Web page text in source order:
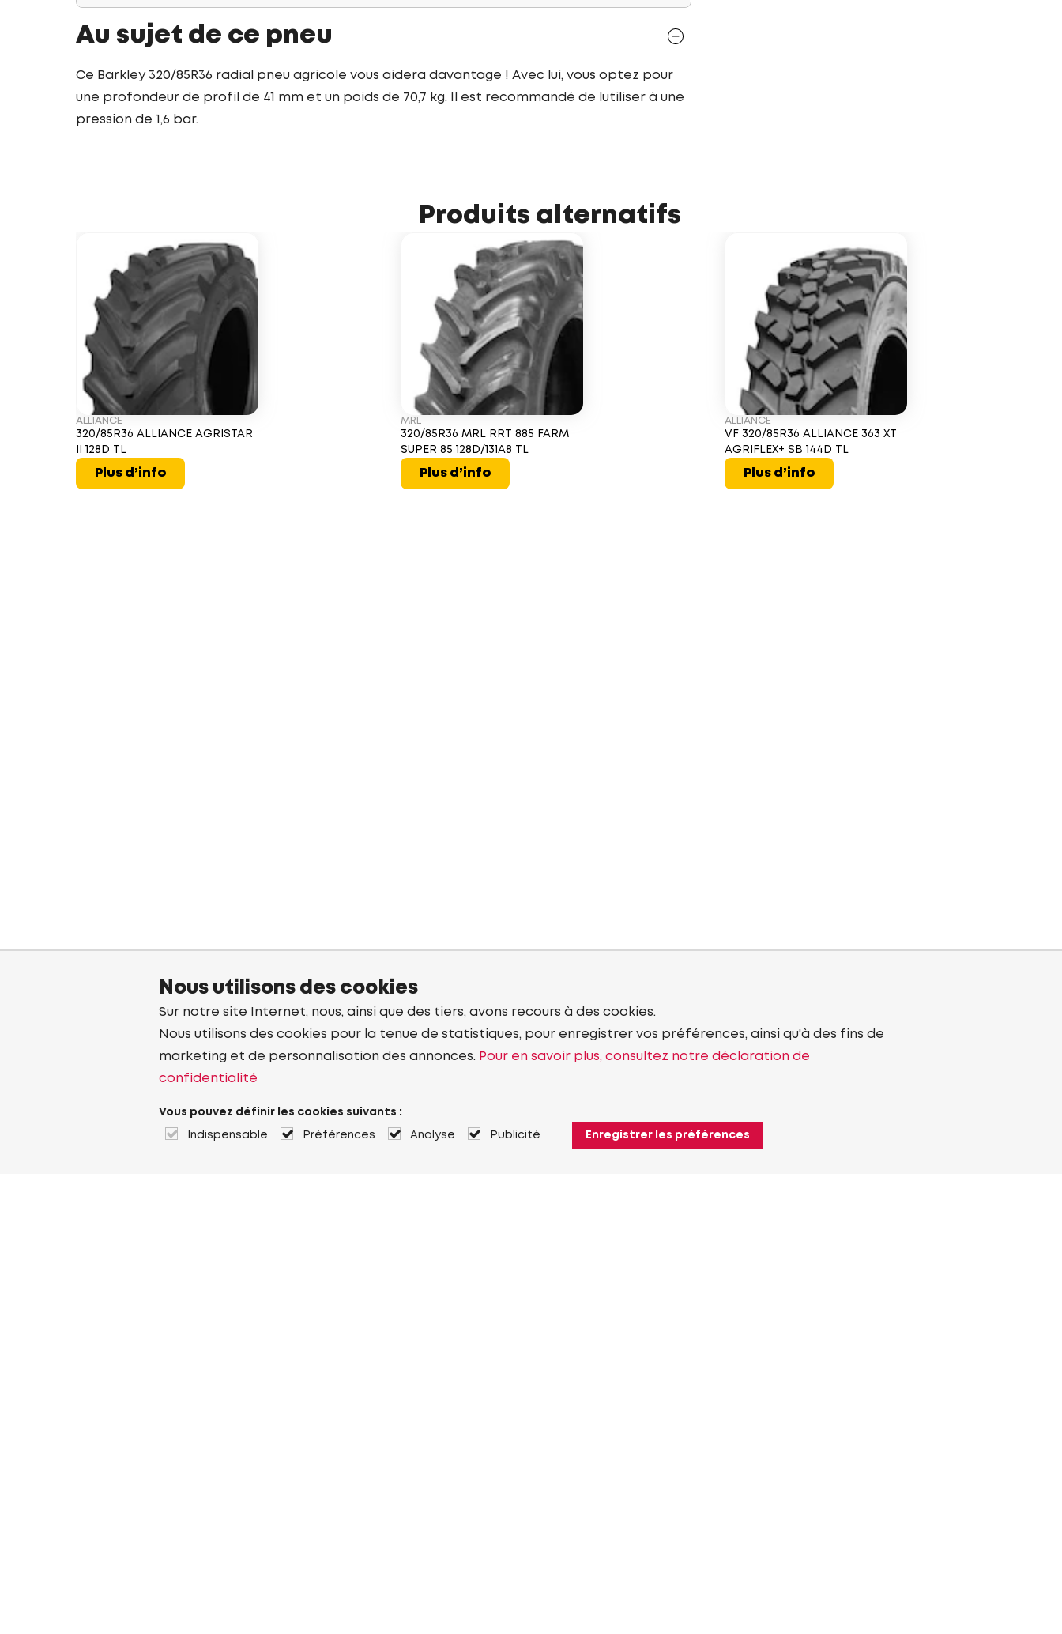
Au sujet de ce pneu
Ce Barkley 320/85R36 radial pneu agricole vous aidera davantage ! Avec lui, vous optez pour
une profondeur de profil de 41 mm et un poids de 70,7 kg. Il est recommandé de lutiliser à une
pression de 1,6 bar.
Produits alternatifs
ALLIANCE
320/85R36 ALLIANCE AGRISTAR
II 128D TL
Plus d’info
MRL
320/85R36 MRL RRT 885 FARM
SUPER 85 128D/131A8 TL
Plus d’info
ALLIANCE
VF 320/85R36 ALLIANCE 363 XT
AGRIFLEX+ SB 144D TL
Plus d’info
Nous utilisons des cookies
Sur notre site Internet, nous, ainsi que des tiers, avons recours à des cookies.
Nous utilisons des cookies pour la tenue de statistiques, pour enregistrer vos préférences, ainsi qu'à des fins de
marketing et de personnalisation des annonces. Pour en savoir plus, consultez notre déclaration de
confidentialité
Vous pouvez définir les cookies suivants :
Indispensable Préférences Analyse Publicité Enregistrer les préférences